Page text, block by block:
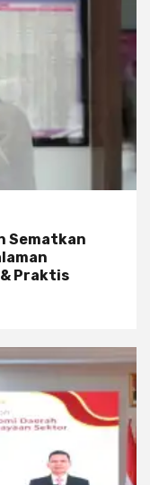
Sematkan
Praktis